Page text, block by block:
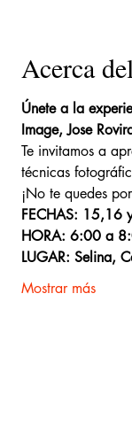
Acerca
Únete a la
Image, Jose
Te invitamos a
técnicas
¡No te quedes
FECHAS: 15,16
HORA: 6:00 a
LUGAR: Selina,
Mostrar más